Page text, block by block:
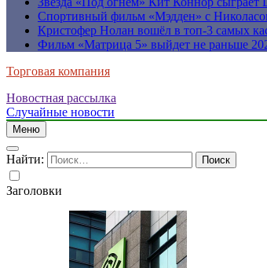
Спортивный фильм «Мэдден» с
Кристофер Нолан вошёл в топ-3 самых
Фильм «Матрица 5» выйдет не раньше
Торговая компания
Новостная рассылка
Случайные новости
Меню
Найти:
Заголовки